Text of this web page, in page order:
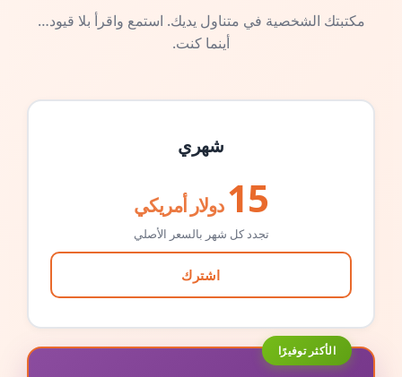
مكتبتك الشخصية في متناول يديك. استمع واقرأ بلا قيود…
أينما كنت.
شهري
15 دولار أمريكي
تجدد كل شهر بالسعر الأصلي
اشترك
الأكثر توفيرًا